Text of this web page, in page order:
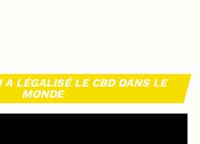
A LÉGALISÉ LE CBD DANS LE
MONDE